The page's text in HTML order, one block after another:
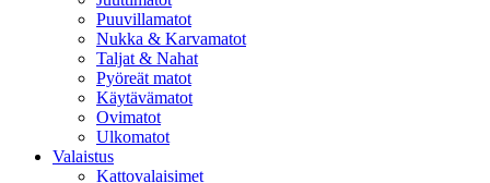
Puuvillamatot
Nukka & Karvamatot
Taljat & Nahat
Pyöreät matot
Käytävämatot
Ovimatot
Ulkomatot
Valaistus
Kattovalaisimet